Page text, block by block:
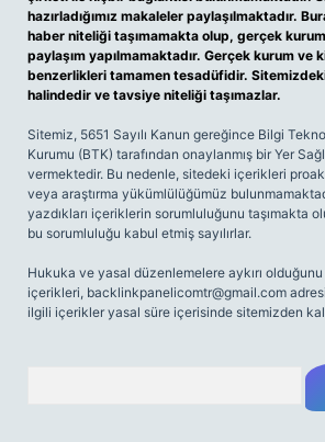
hazırladığımız makaleler paylaşılmaktadır.
haber niteliği taşımamakta olup, gerçek
paylaşım yapılmamaktadır. Gerçek kurum ve
benzerlikleri tamamen tesadüfidir.
halindedir ve tavsiye niteliği taşımazlar.
Sitemiz, 5651 Sayılı Kanun gereğince Bilgi
Kurumu (BTK) tarafından onaylanmış bir Yer
vermektedir. Bu nedenle, sitedeki içerikleri
veya araştırma yükümlülüğümüz
yazdıkları içeriklerin sorumluluğunu taşımakta
bu sorumluluğu kabul etmiş sayılırlar.
Hukuka ve yasal düzenlemelere aykırı
içerikleri, backlinkpanelicomtr@gmail.com
ilgili içerikler yasal süre içerisinde sitemizden